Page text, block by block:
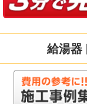
給湯器